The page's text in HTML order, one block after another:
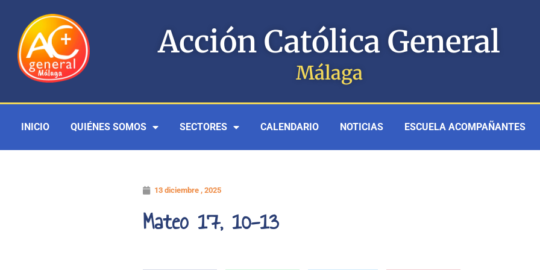
contenido
Acción Católica General
Málaga
INICIO QUIÉNES SOMOS SECTORES CALENDARIO NOTICIAS ESCUELA ACOMPAÑANTES
13 diciembre , 2025
Mateo 17, 10-13